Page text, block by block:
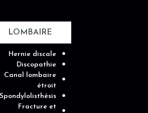
LOMBAIRE
Hernie discale
Discopathie
Canal lombaire
étroit
Spondylolisthésis
Fracture et